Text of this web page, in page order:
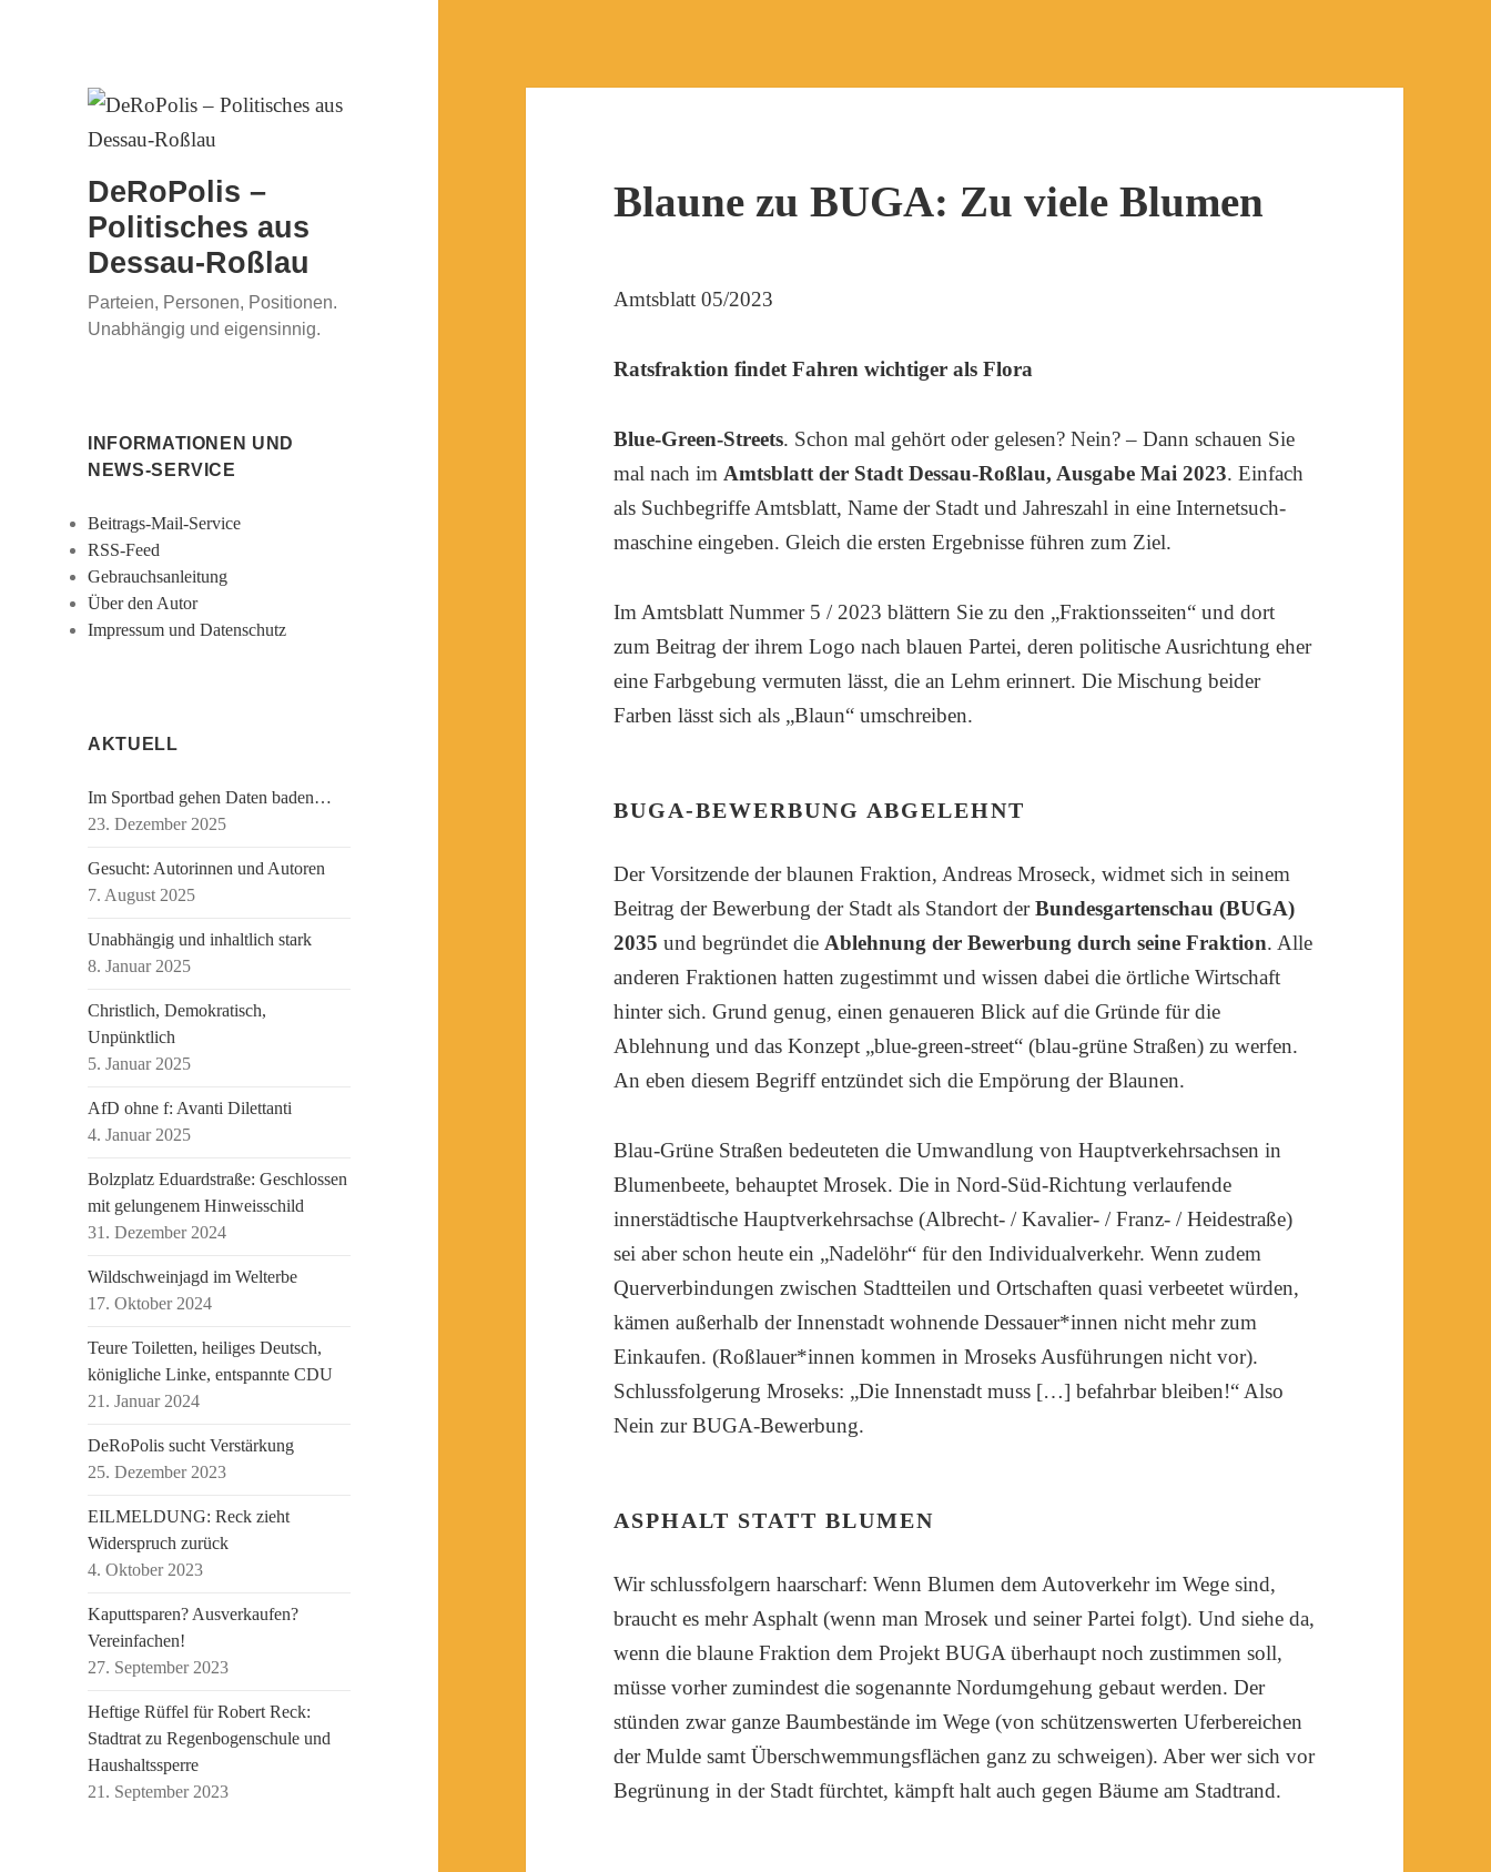
DeRoPolis –
Politisches aus
Dessau-Roßlau
Parteien, Personen, Positionen.
Unabhängig und eigensinnig.
INFORMATIONEN UND
NEWS-SERVICE
Beitrags-Mail-Service
RSS-Feed
Gebrauchsanleitung
Über den Autor
Impressum und Datenschutz
AKTUELL
Im Sportbad gehen Daten baden…
23. Dezember 2025
Gesucht: Autorinnen und Autoren
7. August 2025
Unabhängig und inhaltlich stark
8. Januar 2025
Christlich, Demokratisch,
Unpünktlich
5. Januar 2025
AfD ohne f: Avanti Dilettanti
4. Januar 2025
Bolzplatz Eduardstraße: Geschlossen
mit gelungenem Hinweisschild
31. Dezember 2024
Wildschweinjagd im Welterbe
17. Oktober 2024
Teure Toiletten, heiliges Deutsch,
königliche Linke, entspannte CDU
21. Januar 2024
DeRoPolis sucht Verstärkung
25. Dezember 2023
EILMELDUNG: Reck zieht
Widerspruch zurück
4. Oktober 2023
Kaputtsparen? Ausverkaufen?
Vereinfachen!
27. September 2023
Heftige Rüffel für Robert Reck:
Stadtrat zu Regenbogenschule und
Haushaltssperre
21. September 2023
Blaune zu BUGA: Zu viele Blumen
Amtsblatt 05/2023
Ratsfraktion findet Fahren wichtiger als Flora
Blue-Green-Streets. Schon mal gehört oder gelesen? Nein? – Dann schauen Sie
mal nach im Amtsblatt der Stadt Dessau-Roßlau, Ausgabe Mai 2023. Einfach
als Suchbegriffe Amtsblatt, Name der Stadt und Jahreszahl in eine Internetsuch-
maschine eingeben. Gleich die ersten Ergebnisse führen zum Ziel.
Im Amtsblatt Nummer 5 / 2023 blättern Sie zu den „Fraktionsseiten“ und dort
zum Beitrag der ihrem Logo nach blauen Partei, deren politische Ausrichtung eher
eine Farbgebung vermuten lässt, die an Lehm erinnert. Die Mischung beider
Farben lässt sich als „Blaun“ umschreiben.
BUGA-BEWERBUNG ABGELEHNT
Der Vorsitzende der blaunen Fraktion, Andreas Mroseck, widmet sich in seinem
Beitrag der Bewerbung der Stadt als Standort derBundesgartenschau (BUGA)
2035 und begründet die Ablehnung der Bewerbung durch seine Fraktion. Alle
anderen Fraktionen hatten zugestimmt und wissen dabei die örtliche Wirtschaft
hinter sich. Grund genug, einen genaueren Blick auf die Gründe für die
Ablehnung und das Konzept „blue-green-street“ (blau-grüne Straßen) zu werfen.
An eben diesem Begriff entzündet sich die Empörung der Blaunen.
Blau-Grüne Straßen bedeuteten die Umwandlung von Hauptverkehrsachsen in
Blumenbeete, behauptet Mrosek. Die in Nord-Süd-Richtung verlaufende
innerstädtische Hauptverkehrsachse (Albrecht- / Kavalier- / Franz- / Heidestraße)
sei aber schon heute ein „Nadelöhr“ für den Individualverkehr. Wenn zudem
Querverbindungen zwischen Stadtteilen und Ortschaften quasi verbeetet würden,
kämen außerhalb der Innenstadt wohnende Dessauer*innen nicht mehr zum
Einkaufen. (Roßlauer*innen kommen in Mroseks Ausführungen nicht vor).
Schlussfolgerung Mroseks: „Die Innenstadt muss […] befahrbar bleiben!“ Also
Nein zur BUGA-Bewerbung.
ASPHALT STATT BLUMEN
Wir schlussfolgern haarscharf: Wenn Blumen dem Autoverkehr im Wege sind,
braucht es mehr Asphalt (wenn man Mrosek und seiner Partei folgt). Und siehe da,
wenn die blaune Fraktion dem Projekt BUGA überhaupt noch zustimmen soll,
müsse vorher zumindest die sogenannte Nordumgehung gebaut werden. Der
stünden zwar ganze Baumbestände im Wege (von schützenswerten Uferbereichen
der Mulde samt Überschwemmungsflächen ganz zu schweigen). Aber wer sich vor
Begrünung in der Stadt fürchtet, kämpft halt auch gegen Bäume am Stadtrand.